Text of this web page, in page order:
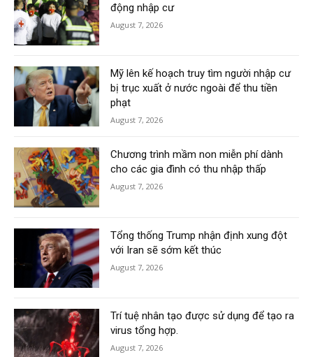
động nhập cư
August 7, 2026
Mỹ lên kế hoạch truy tìm người nhập cư
bị trục xuất ở nước ngoài để thu tiền
phạt
August 7, 2026
Chương trình mầm non miễn phí dành
cho các gia đình có thu nhập thấp
August 7, 2026
Tổng thống Trump nhận định xung đột
với Iran sẽ sớm kết thúc
August 7, 2026
Trí tuệ nhân tạo được sử dụng để tạo ra
virus tổng hợp.
August 7, 2026